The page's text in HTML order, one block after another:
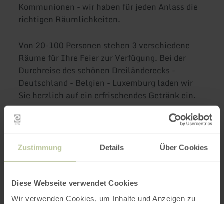
Zustimmung Details Über Cookies
Diese Webseite verwendet Cookies
Wir verwenden Cookies, um Inhalte und Anzeigen zu
Kommunionen - wir haben für jeden Anlass die
richtigen Räumlichkeiten.
Von 20-100 Personen stehen 3 verschiedene
Räume für Ihre Feier zur Verfügung. Bei der
Durchreise des schönen Dreiländerecks -
Deutschland - Belgien - Luxemburg laden wir
Sie herzlich auf ein erfrischendes Getränk ein.
Weitere Infos
Öffnungszeiten